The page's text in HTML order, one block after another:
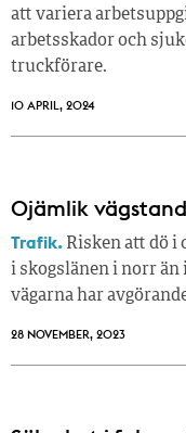
att variera
arbetsskador och
truckförare.
10 APRIL, 2024
Ojämlik
Trafik. Risken att dö i
i skogslänen i norr än
vägarna har
28 NOVEMBER, 2023